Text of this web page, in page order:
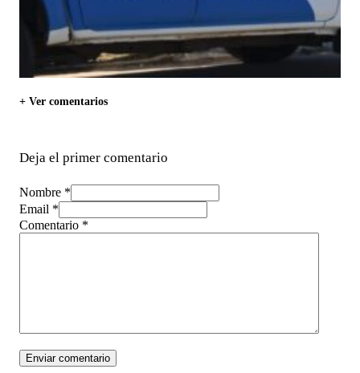
+ Ver comentarios
Deja el primer comentario
Nombre *
Email *
Comentario *